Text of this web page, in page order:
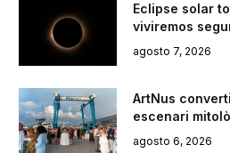
Eclipse solar
viviremos
agosto 7, 2026
ArtNus
escenari
agosto 6, 2026